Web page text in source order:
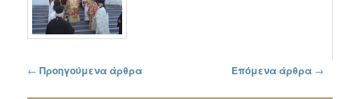
Πλοήγηση στα άρθρα
← Προηγούμενα άρθρα Επόμενα άρθρα →